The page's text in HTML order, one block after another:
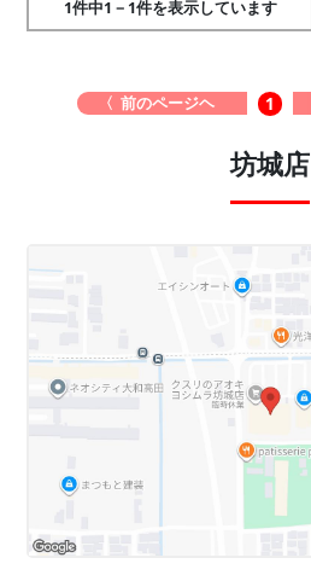
1件中1－1件を表示しています
〈 前のページヘ 1
坊城店